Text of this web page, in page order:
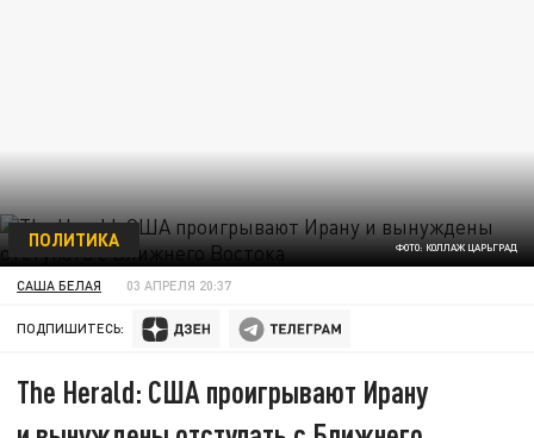
ФОТО: КОЛЛАЖ ЦАРЬГРАД
ПОЛИТИКА
САША БЕЛАЯ 03 АПРЕЛЯ 20:37
ПОДПИШИТЕСЬ:
The Herald: США проигрывают Ирану